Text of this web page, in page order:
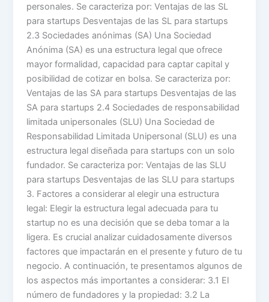
personales. Se caracteriza por: Ventajas de las SL
para startups Desventajas de las SL para startups
2.3 Sociedades anónimas (SA) Una Sociedad
Anónima (SA) es una estructura legal que ofrece
mayor formalidad, capacidad para captar capital y
posibilidad de cotizar en bolsa. Se caracteriza por:
Ventajas de las SA para startups Desventajas de las
SA para startups 2.4 Sociedades de responsabilidad
limitada unipersonales (SLU) Una Sociedad de
Responsabilidad Limitada Unipersonal (SLU) es una
estructura legal diseñada para startups con un solo
fundador. Se caracteriza por: Ventajas de las SLU
para startups Desventajas de las SLU para startups
3. Factores a considerar al elegir una estructura
legal: Elegir la estructura legal adecuada para tu
startup no es una decisión que se deba tomar a la
ligera. Es crucial analizar cuidadosamente diversos
factores que impactarán en el presente y futuro de tu
negocio. A continuación, te presentamos algunos de
los aspectos más importantes a considerar: 3.1 El
número de fundadores y la propiedad: 3.2 La